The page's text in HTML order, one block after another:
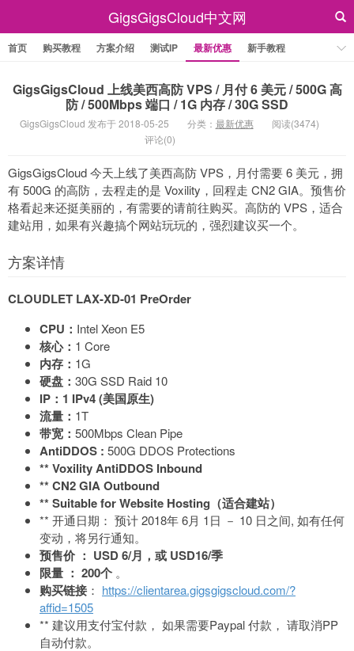
GigsGigsCloud中文网
首页 购买教程 方案介绍 测试IP 最新优惠 新手教程
GigsGigsCloud 上线美西高防 VPS / 月付 6 美元 / 500G 高
防 / 500Mbps 端口 / 1G 内存 / 30G SSD
GigsGigsCloud 发布于 2018-05-25 分类： 最新优惠
阅读(3474)
评论(0)
GigsGigsCloud 今天上线了美西高防 VPS，月付需要 6 美元，拥
有 500G 的高防，去程走的是 Voxility，回程走 CN2 GIA。预售价
格看起来还挺美丽的，有需要的请前往购买。高防的 VPS，适合
建站用，如果有兴趣搞个网站玩玩的，强烈建议买一个。
方案详情
CLOUDLET LAX-XD-01 PreOrder
CPU： Intel Xeon E5
核心： 1 Core
内存： 1G
硬盘： 30G SSD Raid 10
IP：1 IPv4 (美国原生)
流量： 1T
带宽： 500Mbps Clean Pipe
AntiDDOS : 500G DDOS Protections
** Voxility AntiDDOS Inbound
** CN2 GIA Outbound
** Suitable for Website Hosting（适合建站）
** 开通日期： 预计 2018年 6月 1日 － 10 日之间, 如有任何
变动，将另行通知。
预售价 ： USD 6/月，或 USD16/季
限量 ： 200个 。
购买链接 ： https://clientarea.gigsgigscloud.com/?
affid=1505
** 建议用支付宝付款， 如果需要Paypal 付款， 请取消PP
自动付款。